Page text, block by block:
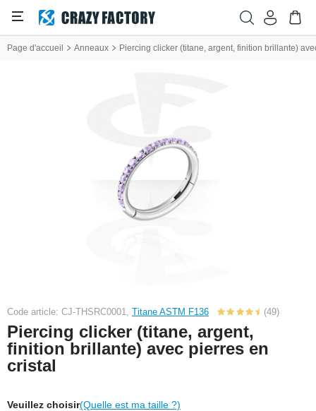
Page d'accueil Anneaux Piercing clicker (titane, argent, finition brillante)
Code article: CJ-THSRC0001, Titane ASTM F136 (49)
Piercing clicker (titane, argent,
finition brillante) avec pierres en
cristal
Veuillez choisir(Quelle est ma taille ?)